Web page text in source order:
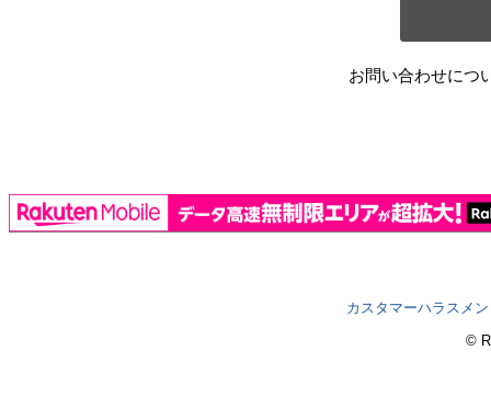
お問い合わせにつ
カスタマーハラスメ
©